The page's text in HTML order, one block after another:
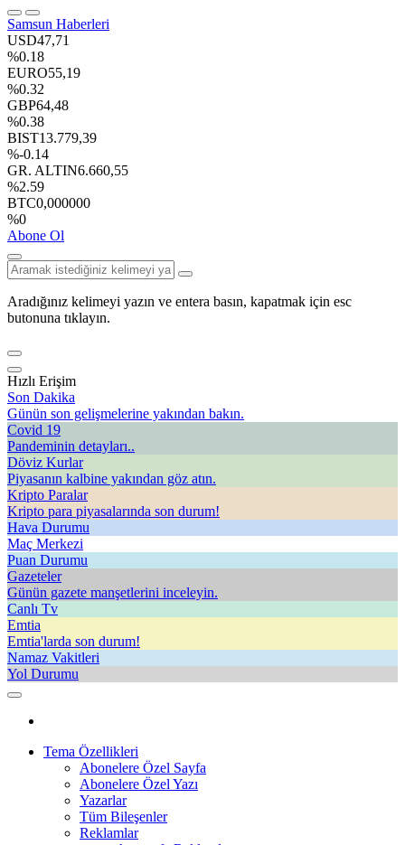
Samsun Haberleri
USD47,71
%0.18
EURO55,19
%0.32
GBP64,48
%0.38
BIST13.779,39
%-0.14
GR. ALTIN6.660,55
%2.59
BTC0,000000
%0
Abone Ol
Aradığınız kelimeyi yazın ve entera basın, kapatmak için esc
butonuna tıklayın.
Hızlı Erişim
Son Dakika
Günün son gelişmelerine yakından bakın.
Covid 19
Pandeminin detayları..
Döviz Kurlar
Piyasanın kalbine yakından göz atın.
Kripto Paralar
Kripto para piyasalarında son durum!
Hava Durumu
Maç Merkezi
Puan Durumu
Gazeteler
Günün gazete manşetlerini inceleyin.
Canlı Tv
Emtia
Emtia'larda son durum!
Namaz Vakitleri
Yol Durumu
Tema Özellikleri
Abonelere Özel Sayfa
Abonelere Özel Yazı
Yazarlar
Tüm Bileşenler
Reklamlar